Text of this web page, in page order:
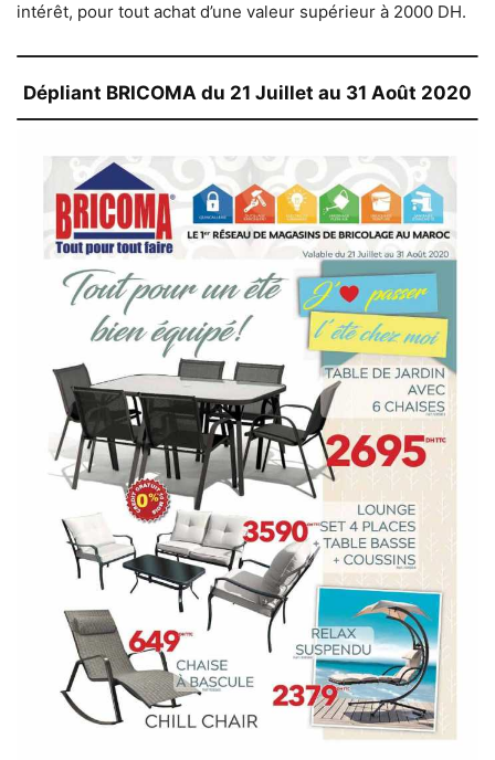
intérêt, pour tout achat d’une valeur supérieur à 2000 DH.
Dépliant BRICOMA du 21 Juillet au 31 Août 2020